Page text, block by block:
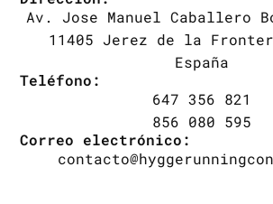
Av. Jose Manuel Caballero
11405 Jerez de la
España
Teléfono:
647 356 821
856 080 595
Correo electrónico: